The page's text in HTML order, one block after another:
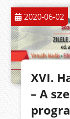
2020-06-02
XVI.
– A